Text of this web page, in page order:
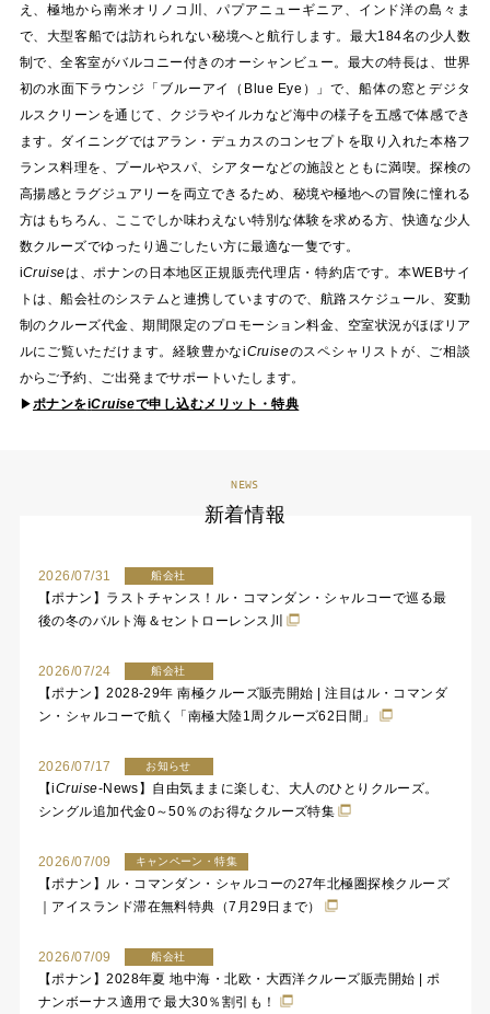
え、極地から南米オリノコ川、パプアニューギニア、インド洋の島々ま
で、大型客船では訪れられない秘境へと航行します。最大184名の少人数
制で、全客室がバルコニー付きのオーシャンビュー。最大の特長は、世界
初の水面下ラウンジ「ブルーアイ（Blue Eye）」で、船体の窓とデジタ
ルスクリーンを通じて、クジラやイルカなど海中の様子を五感で体感でき
ます。ダイニングではアラン・デュカスのコンセプトを取り入れた本格フ
ランス料理を、プールやスパ、シアターなどの施設とともに満喫。探検の
高揚感とラグジュアリーを両立できるため、秘境や極地への冒険に憧れる
方はもちろん、ここでしか味わえない特別な体験を求める方、快適な少人
数クルーズでゆったり過ごしたい方に最適な一隻です。
iCruiseは、ポナンの日本地区正規販売代理店・特約店です。本WEBサイ
トは、船会社のシステムと連携していますので、航路スケジュール、変動
制のクルーズ代金、期間限定のプロモーション料金、空室状況がほぼリア
ルにご覧いただけます。経験豊かなiCruiseのスペシャリストが、ご相談
からご予約、ご出発までサポートいたします。
▶ポナンをiCruiseで申し込むメリット・特典
NEWS
新着情報
2026/07/31 船会社
【ポナン】ラストチャンス！ル・コマンダン・シャルコーで巡る最
後の冬のバルト海＆セントローレンス川
2026/07/24 船会社
【ポナン】2028-29年 南極クルーズ販売開始 | 注目はル・コマンダ
ン・シャルコーで航く「南極大陸1周クルーズ62日間」
2026/07/17 お知らせ
【iCruise-News】自由気ままに楽しむ、大人のひとりクルーズ。
シングル追加代金0～50％のお得なクルーズ特集
2026/07/09 キャンペーン・特集
【ポナン】ル・コマンダン・シャルコーの27年北極圏探検クルーズ
｜アイスランド滞在無料特典（7月29日まで）
2026/07/09 船会社
【ポナン】2028年夏 地中海・北欧・大西洋クルーズ販売開始 | ポ
ナンボーナス適用で 最大30％割引も！